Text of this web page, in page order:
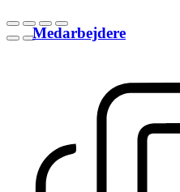
Medarbejdere